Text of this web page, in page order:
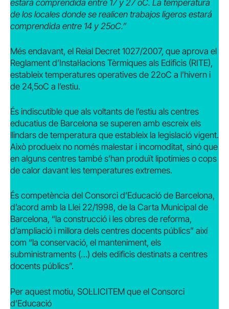
estará comprendida entre 17 y 27 oC. La temperatura
de los locales donde se realicen trabajos ligeros estará
comprendida entre 14 y 25oC.”
Més endavant, el Reial Decret 1027/2007, que aprova el
Reglament d’Instal·lacions Tèrmiques als Edificis (RITE),
estableix temperatures operatives de 22oC a l’hivern i
de 24,5oC a l’estiu.
És indiscutible que als voltants de l’estiu als centres
educatius de Barcelona se superen amb escreix els
llindars de temperatura que estableix la legislació vigent.
Això produeix no només malestar i incomoditat, sinó que
en alguns centres també s’han produït lipotímies o cops
de calor davant les temperatures extremes.
És competència del Consorci d’Educació de Barcelona,
d’acord amb la Llei 22/1998, de la Carta Municipal de
Barcelona, “la construcció i les obres de reforma,
d’ampliació i millora dels centres docents públics” així
com “la conservació, el manteniment, els
subministraments (…) dels edificis destinats a centres
docents públics”.
Per aquest motiu, SOL·LICITEM que el Consorci
d’Educació